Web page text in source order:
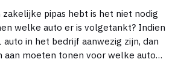
kostprijs). In mijn eenmanszaak kan
ik me af of dit
is. Ten eerste sta ik op de loonlijst
en heb ik nog maar 1
zakelijke pipas hebt is het niet nodig
welke auto er is volgetankt? Indien
auto in het bedrijf aanwezig zijn, dan
aan moeten tonen voor welke auto